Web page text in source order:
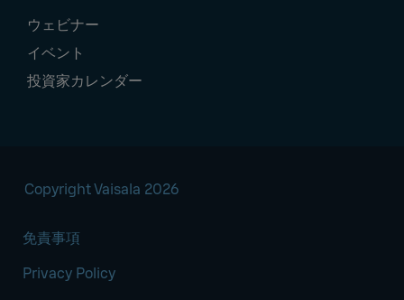
ウェビナー
イベント
投資家カレンダー
Copyright Vaisala 2026
免責事項
Privacy Policy